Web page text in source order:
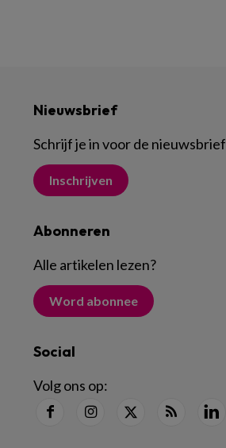
Nieuwsbrief
Schrijf je in voor de nieuwsbrief
Inschrijven
Abonneren
Alle artikelen lezen?
Word abonnee
Social
Volg ons op: